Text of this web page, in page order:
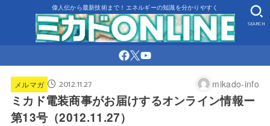
偉人伝から最新技術まで！エネルギーの知識を分かりやすく
SEARCH
メルマガ 2012.11.27 mikado-info
ミカド電装商事がお届けするオンライン情報ー
第13号（2012.11.27）